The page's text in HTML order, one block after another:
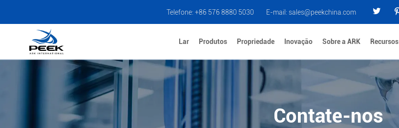
Telefone: +86 576 8880 5030 E-mail: sales@peekchina.com
Lar Produtos Propriedade Inovação Sobre a ARK Recursos
Contate-nos